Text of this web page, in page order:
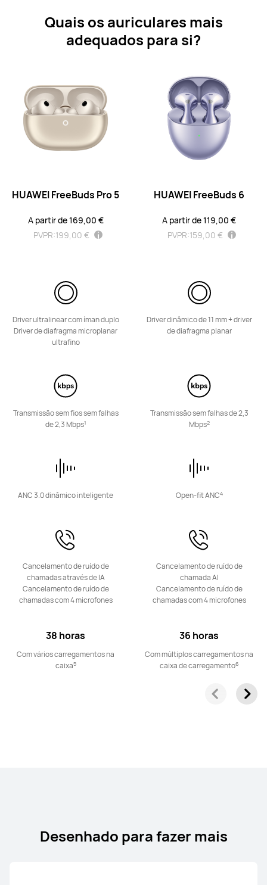
HUAWEI FreeBuds 7i
HUAWEI FreeBuds 6i
Saber mais Informe-me
Série FreeClip
NOVO
Comprar
HUAWEI FreeClip 2
A partir de 169,00 €
199,00 €
HUAWEI FreeClip
Comprar
Quais os auriculares mais
adequados para si?
HUAWEI FreeBuds Pro 5
A partir de 169,00 €
PVPR:199,00 €
Driver ultralinear com íman duplo
Driver de diafragma microplanar
ultrafino
Transmissão sem fios sem falhas
de 2,3 Mbps1
ANC 3.0 dinâmico inteligente
Cancelamento de ruído de
chamadas através de IA
Cancelamento de ruído de
chamadas com 4 microfones
38 horas
Com vários carregamentos na
caixa5
HUAWEI FreeBuds 6
A partir de 119,00 €
PVPR:159,00 €
Driver dinâmico de 11 mm + driver
de diafragma planar
Transmissão sem falhas de 2,3
Mbps2
Open-fit ANC4
Cancelamento de ruído de
chamada AI
Cancelamento de ruído de
chamadas com 4 microfones
36 horas
Com múltiplos carregamentos na
caixa de carregamento6
Desenhado para fazer mais